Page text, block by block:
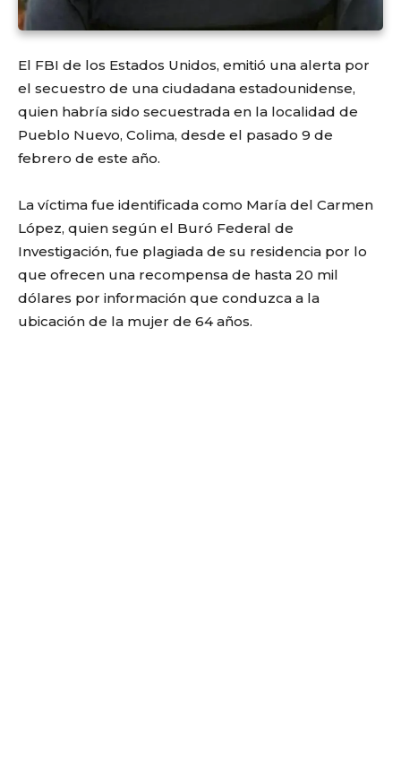
El FBI de los Estados Unidos, emitió una alerta por
el secuestro de una ciudadana estadounidense,
quien habría sido secuestrada en la localidad de
Pueblo Nuevo, Colima, desde el pasado 9 de
febrero de este año.
La víctima fue identificada como María del Carmen
López, quien según el Buró Federal de
Investigación, fue plagiada de su residencia por lo
que ofrecen una recompensa de hasta 20 mil
dólares por información que conduzca a la
ubicación de la mujer de 64 años.